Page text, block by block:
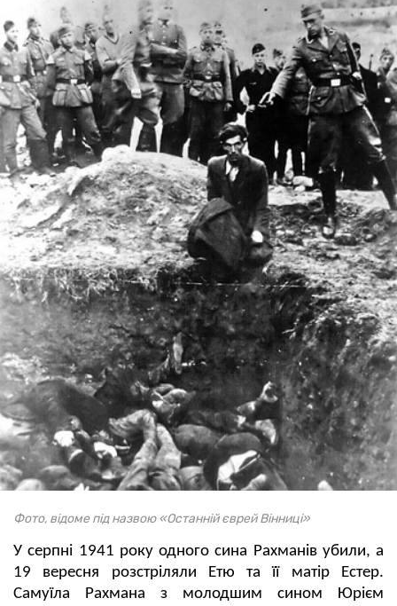
Фото, відоме під назвою «Останній єврей Вінниці»
У серпні 1941 року одного сина Рахманів убили, а
19 вересня розстріляли Етю та її матір Естер.
Самуїла Рахмана з молодшим сином Юрієм